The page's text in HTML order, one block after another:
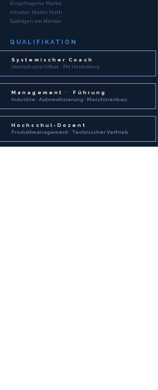
Eingetragene Marke
Inhaber: Stefan Hirth
Esslingen am Neckar
QUALIFIKATION
Systemischer Coach
Hochschulzertifikat · PH Heidelberg
Management·Führung
Industrie · Automatisierung · Maschinenbau
Hochschul-Dozent
Produktmanagement · Technischer Vertrieb